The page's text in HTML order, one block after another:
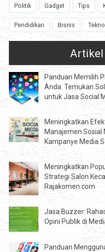
Politik Gadget Tips
Pendidikan Bisnis
Panduan Memilih
Anda: Temukan
untuk Jasa Social
Meningkatkan
Manajemen
Kampanye Media
Meningkatkan
Strategi Salon
Rajakomen.com
Jasa Buzzer:
Opini Publik di
Panduan